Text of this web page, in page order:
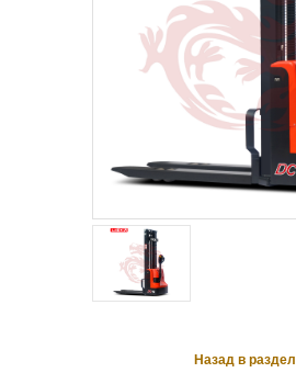
Назад в раздел